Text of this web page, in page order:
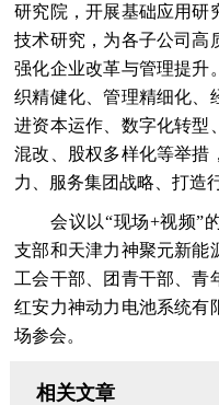
研究院，开展基础应用研
技术研究，为各子公司高
强化企业改革与管理提升
织精健化、管理精细化、
进资本运作、数字化转型
混改、股权多样化等举措
力、服务集团战略、打造
会议以“现场+视频”的
支部和天津力神聚元新能
工会干部、团青干部、青
红安力神动力电池系统有
场参会。
相关文章